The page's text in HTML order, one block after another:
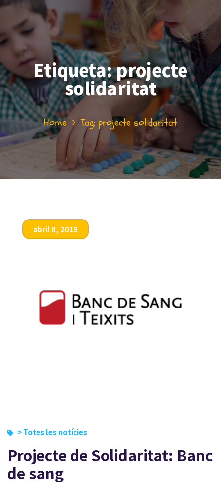
Etiqueta:projecte
solidaritat
Home Tag: projecte solidaritat
abril 8, 2019
> Totes les notícies
Projecte de Solidaritat: Banc
de sang